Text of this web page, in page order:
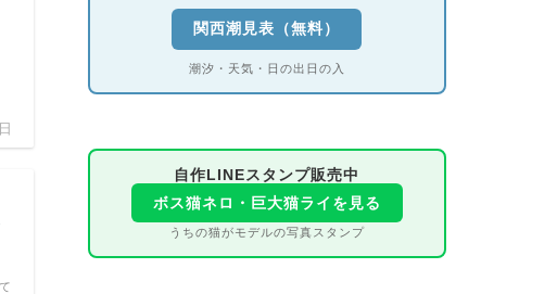
関西潮見表（無料）
潮汐・天気・日の出日の入
自作LINEスタンプ販売中
ボス猫ネロ・巨大猫ライを見る
うちの猫がモデルの写真スタンプ